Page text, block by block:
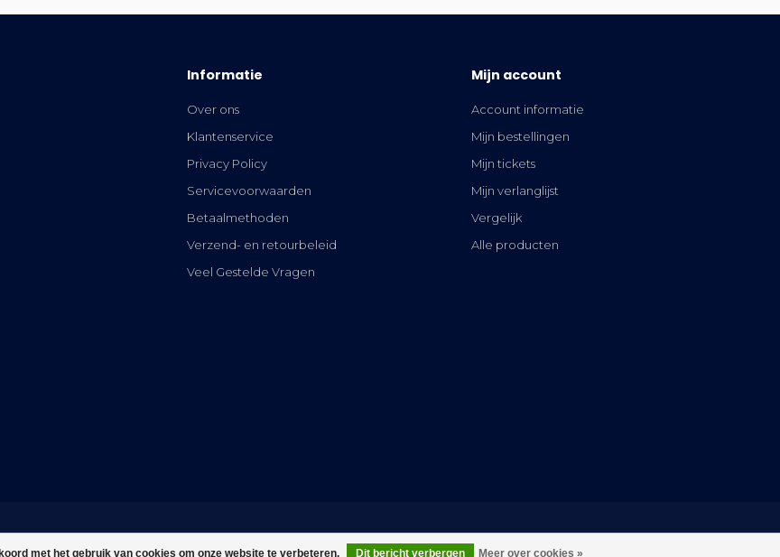
met het gebruik van cookies om onze website te verbeteren. Dit bericht verbergen Meer over cookies »
Informatie
Over ons
Klantenservice
Privacy Policy
Servicevoorwaarden
Betaalmethoden
Verzend- en retourbeleid
Veel Gestelde Vragen
Mijn account
Account informatie
Mijn bestellingen
Mijn tickets
Mijn verlanglijst
Vergelijk
Alle producten